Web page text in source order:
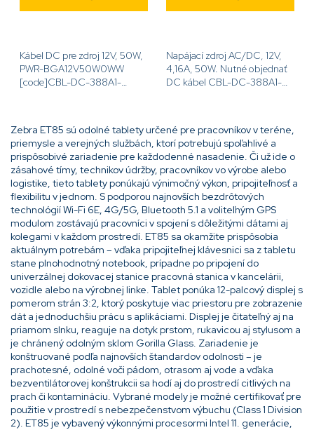
Kábel DC pre zdroj 12V, 50W,
PWR-BGA12V50W0WW
[code]CBL-DC-388A1-
Napájací zdroj AC/DC, 12V,
4,16A, 50W. Nutné objednať
DC kábel CBL-DC-388A1-
Zebra ET85 sú odolné tablety určené pre pracovníkov v teréne,
priemysle a verejných službách, ktorí potrebujú spoľahlivé a
prispôsobivé zariadenie pre každodenné nasadenie. Či už ide o
zásahové tímy, technikov údržby, pracovníkov vo výrobe alebo
logistike, tieto tablety ponúkajú výnimočný výkon, pripojiteľnosť a
flexibilitu v jednom. S podporou najnovších bezdrôtových
technológií Wi-Fi 6E, 4G/5G, Bluetooth 5.1 a voliteľným GPS
modulom zostávajú pracovníci v spojení s dôležitými dátami aj
kolegami v každom prostredí. ET85 sa okamžite prispôsobia
aktuálnym potrebám – vďaka pripojiteľnej klávesnici sa z tabletu
stane plnohodnotný notebook, prípadne po pripojení do
univerzálnej dokovacej stanice pracovná stanica v kancelárii,
vozidle alebo na výrobnej linke. Tablet ponúka 12-palcový displej s
pomerom strán 3:2, ktorý poskytuje viac priestoru pre zobrazenie
dát a jednoduchšiu prácu s aplikáciami. Displej je čitateľný aj na
priamom slnku, reaguje na dotyk prstom, rukavicou aj stylusom a
je chránený odolným sklom Gorilla Glass. Zariadenie je
konštruované podľa najnovších štandardov odolnosti – je
prachotesné, odolné voči pádom, otrasom aj vode a vďaka
bezventilátorovej konštrukcii sa hodí aj do prostredí citlivých na
prach či kontamináciu. Vybrané modely je možné certifikovať pre
použitie v prostredí s nebezpečenstvom výbuchu (Class 1 Division
2). ET85 je vybavený výkonnými procesormi Intel 11. generácie,